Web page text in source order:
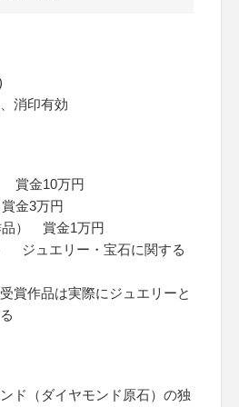
消印有効
賞金10万円
金3万円
品） 賞金1万円
ジュエリー・宝石に関する
賞作品は実際にジュエリーと
ド（ダイヤモンド原石）の独